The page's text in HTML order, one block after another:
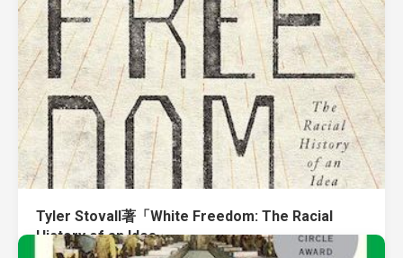
Tyler Stovall著「White Freedom: The Racial
History of an Idea」